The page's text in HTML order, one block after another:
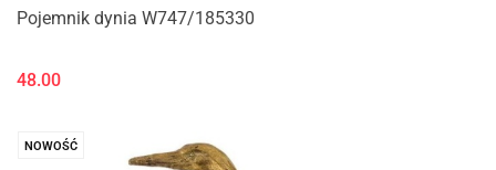
Pojemnik dynia W747/185330
48.00
NOWOŚĆ